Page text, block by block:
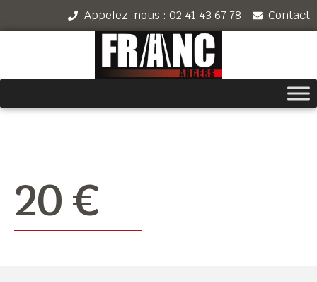
Appelez-nous : 02 41 43 67 78 Contact
20 €